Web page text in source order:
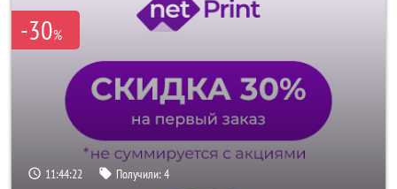
-30%
11:44:20 Получили:4